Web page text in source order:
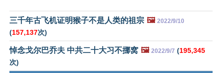
三千年古飞机证明猴子不是人类的祖宗 🖼️ 2022/9/10
(157,137次)
悼念戈尔巴乔夫 中共二十大习不挪窝 🖼️ 2022/9/7 (195,345
次)